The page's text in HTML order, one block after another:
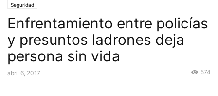
Seguridad
Enfrentamiento entre policías
y presuntos ladrones deja
persona sin vida
abril 6, 2017 574